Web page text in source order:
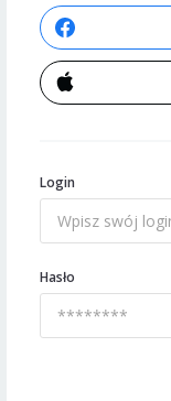
Login
Hasło